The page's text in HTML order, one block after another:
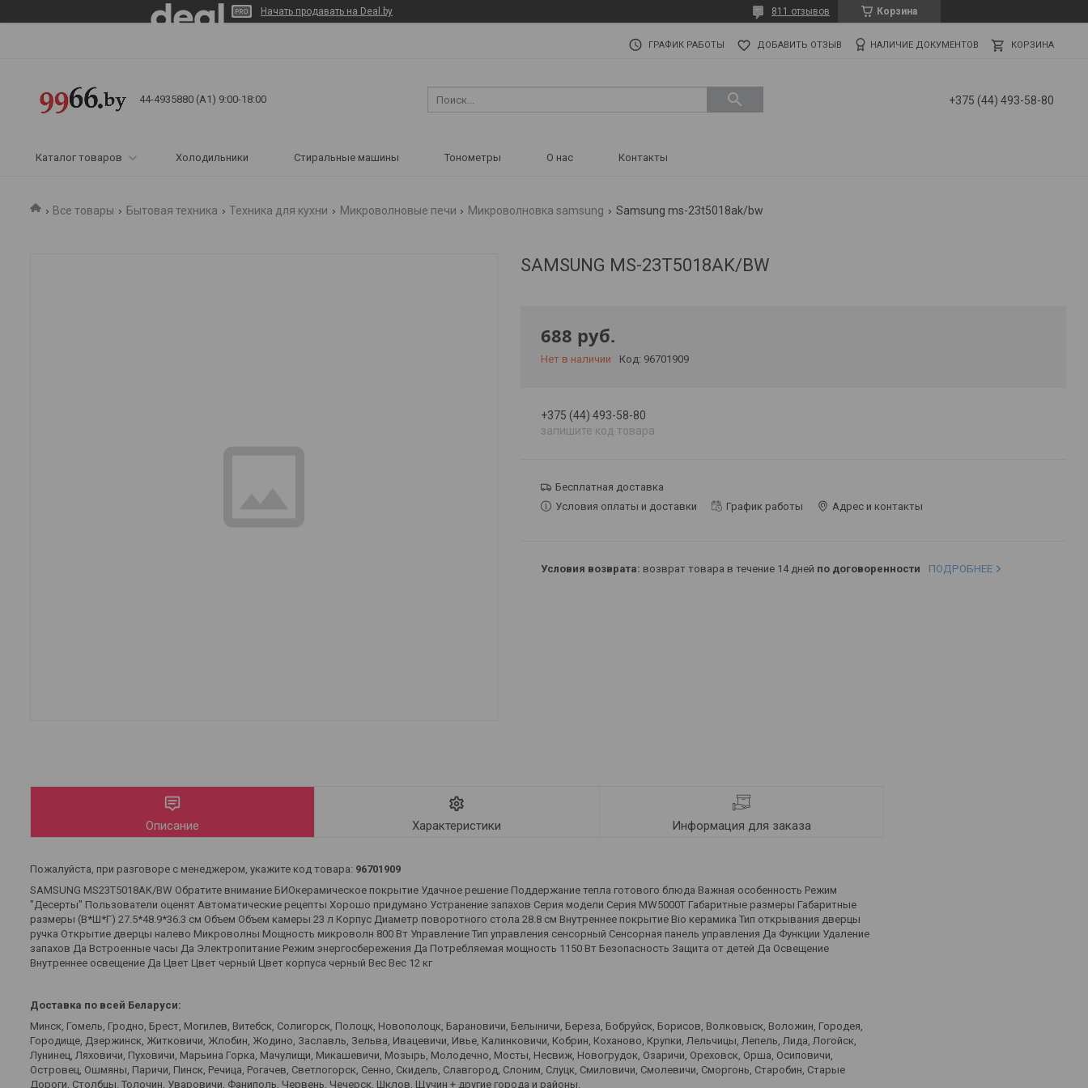
Начать продавать на Deal.by Корзина
811 отзывов
ГРАФИК РАБОТЫ ДОБАВИТЬ ОТЗЫВ НАЛИЧИЕ ДОКУМЕНТОВ КОРЗИНА
44-4935880 (A1) 9:00-18:00 +375 (44) 493-58-80
Каталог товаров Холодильники Стиральные машины Тонометры О нас Контакты
Все товары Бытовая техника Техника для кухни Микроволновые печи Микроволновка samsung Samsung ms-23t5018ak/bw
SAMSUNG MS-23T5018AK/BW
688 руб.
Нет в наличии Код: 96701909
+375 (44) 493-58-80
запишите код товара
Бесплатная доставка
Условия оплаты и доставки
График работы Адрес и контакты
возврат товара в течение 14 дней по договоренности ПОДРОБНЕЕ
Описание Характеристики Информация для заказа
Пожалуйста, при разговоре с менеджером, укажите код товара: 96701909
SAMSUNG MS23T5018AK/BW Обратите внимание БИОкерамическое покрытие Удачное решение Поддержание тепла готового блюда Важная особенность Режим
"Десерты" Пользователи оценят Автоматические рецепты Хорошо придумано Устранение запахов Серия модели Серия MW5000T Габаритные размеры Габаритные
размеры (В*Ш*Г) 27.5*48.9*36.3 см Объем Объем камеры 23 л Корпус Диаметр поворотного стола 28.8 см Внутреннее покрытие Bio керамика Тип открывания дверцы
ручка Открытие дверцы налево Микроволны Мощность микроволн 800 Вт Управление Тип управления сенсорный Сенсорная панель управления Да Функции Удаление
запахов Да Встроенные часы Да Электропитание Режим энергосбережения Да Потребляемая мощность 1150 Вт Безопасность Защита от детей Да Освещение
Внутреннее освещение Да Цвет Цвет черный Цвет корпуса черный Вес Вес 12 кг
Доставка по всей Беларуси:
Минск, Гомель, Гродно, Брест, Могилев, Витебск, Солигорск, Полоцк, Новополоцк, Барановичи, Белыничи, Береза, Бобруйск, Борисов, Волковыск, Воложин, Городея,
Городище, Дзержинск, Житковичи, Жлобин, Жодино, Заславль, Зельва, Ивацевичи, Ивье, Калинковичи, Кобрин, Коханово, Крупки, Лельчицы, Лепель, Лида, Логойск,
Лунинец, Ляховичи, Пуховичи, Марьина Горка, Мачулищи, Микашевичи, Мозырь, Молодечно, Мосты, Несвиж, Новогрудок, Озаричи, Ореховск, Орша, Осиповичи,
Островец, Ошмяны, Паричи, Пинск, Речица, Рогачев, Светлогорск, Сенно, Скидель, Славгород, Слоним, Слуцк, Смиловичи, Смолевичи, Сморгонь, Старобин, Старые
Дороги, Столбцы, Толочин, Уваровичи, Фаниполь, Червень, Чечерск, Шклов, Щучин + другие города и районы.